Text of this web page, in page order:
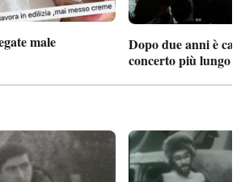
male
Dopo due anni è
concerto più lungo